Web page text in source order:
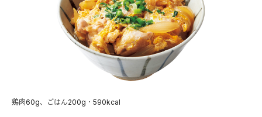
鶏肉60g、ごはん200g・590kcal